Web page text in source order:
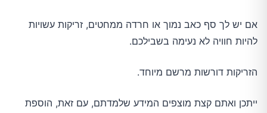
אם יש לך סף כאב נמוך או חרדה ממחטים, זריקות עשויות
להיות חוויה לא נעימה בשבילכם.
הזריקות דורשות מרשם מיוחד.
ייתכן ואתם קצת מוצפים המידע שלמדתם, עם זאת, הוספת